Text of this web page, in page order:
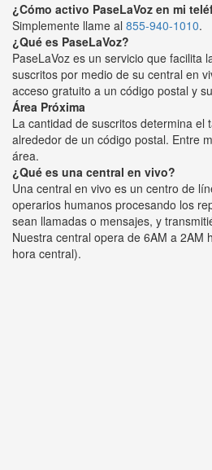
¿Cómo activo PaseLaVoz en mi
Simplemente llame al 855-940-1010.
¿Qué es PaseLaVoz?
PaseLaVoz es un servicio que facilita
suscritos por medio de su central en
acceso gratuito a un código postal y
Área Próxima
La cantidad de suscritos determina el
alrededor de un código postal. Entre
área.
¿Qué es una central en vivo?
Una central en vivo es un centro de
operarios humanos procesando los
sean llamadas o mensajes, y
Nuestra central opera de 6AM a 2AM
hora central).